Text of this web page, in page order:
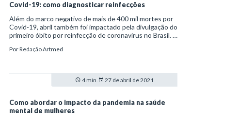
Covid-19: como diagnosticar reinfecções
Além do marco negativo de mais de 400 mil mortes por
Covid-19, abril também foi impactado pela divulgação do
primeiro óbito por reinfecção de coronavírus no Brasil. A
diferentes num intervalo de três meses e 11 dias.
PorRedação Artmed
4 min. 27 de abril de 2021
Como abordar o impacto da pandemia na saúde
mental de mulheres